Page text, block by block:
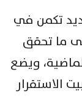
تكمن في
ما تحقق
ويضع
الاستقرار